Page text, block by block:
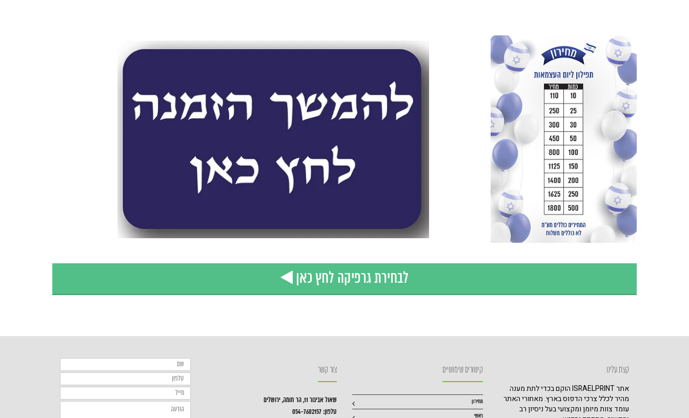
לבחירת גרפיקה לחץ כאן
קצת עלינו
אתר ISRAELPRINT הוקם בכדי לתת מענה
מהיר לכלל צרכי הדפוס בארץ. מאחורי האתר
עומד צוות מיומן ומקצועי בעל ניסיון רב
קישורים שימושיים
מחירון
ראשי
צור קשר
שאול אביגור 11, הר חומה, ירושלים
טלפון: 054-7602157